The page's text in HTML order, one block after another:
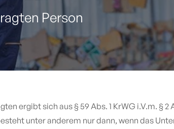
Person
ergibt sich aus § 59 Abs. 1 KrWG i.V.m.
unter anderem nur dann, wenn das